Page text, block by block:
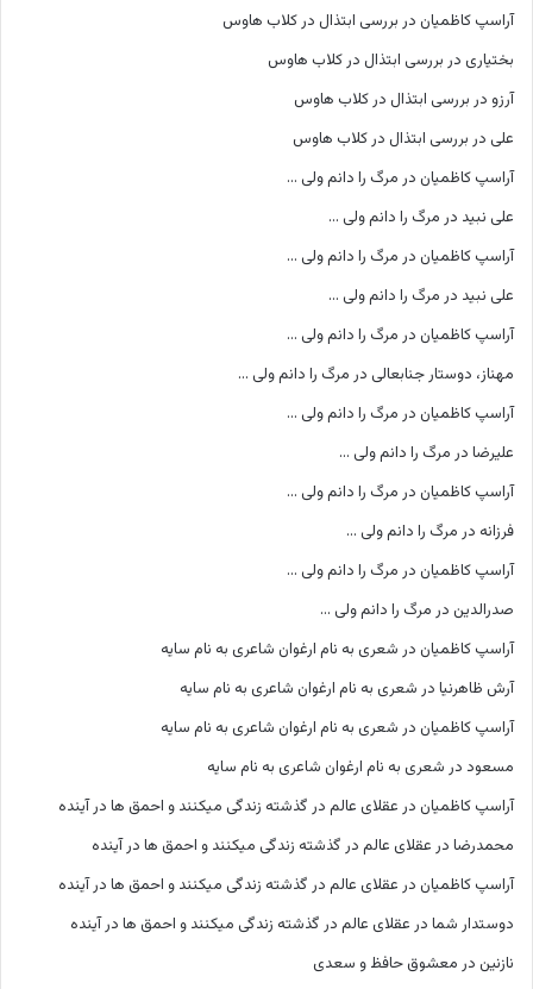
آراسپ کاظمیان در بررسی ابتذال در کلاب هاوس
بختیاری در بررسی ابتذال در کلاب هاوس
آرزو در بررسی ابتذال در کلاب هاوس
علی در بررسی ابتذال در کلاب هاوس
آراسپ کاظمیان در مرگ را دانم ولی …
علی نبید در مرگ را دانم ولی …
آراسپ کاظمیان در مرگ را دانم ولی …
علی نبید در مرگ را دانم ولی …
آراسپ کاظمیان در مرگ را دانم ولی …
مهناز، دوستار جنابعالی در مرگ را دانم ولی …
آراسپ کاظمیان در مرگ را دانم ولی …
علیرضا در مرگ را دانم ولی …
آراسپ کاظمیان در مرگ را دانم ولی …
فرزانه در مرگ را دانم ولی …
آراسپ کاظمیان در مرگ را دانم ولی …
صدرالدین در مرگ را دانم ولی …
آراسپ کاظمیان در شعری به نام ارغوان شاعری به نام سایه
آرش ظاهرنیا در شعری به نام ارغوان شاعری به نام سایه
آراسپ کاظمیان در شعری به نام ارغوان شاعری به نام سایه
مسعود در شعری به نام ارغوان شاعری به نام سایه
آراسپ کاظمیان در عقلای عالم در گذشته زندگی میکنند و احمق ها در آینده
محمدرضا در عقلای عالم در گذشته زندگی میکنند و احمق ها در آینده
آراسپ کاظمیان در عقلای عالم در گذشته زندگی میکنند و احمق ها در آینده
دوستدار شما در عقلای عالم در گذشته زندگی میکنند و احمق ها در آینده
نازنین در معشوق حافظ و سعدی